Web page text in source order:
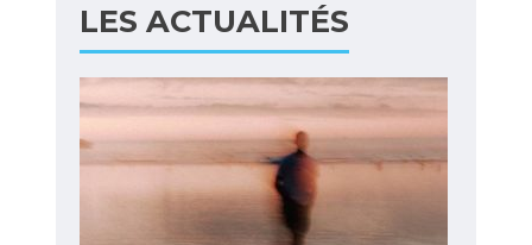
LES ACTUALITÉS